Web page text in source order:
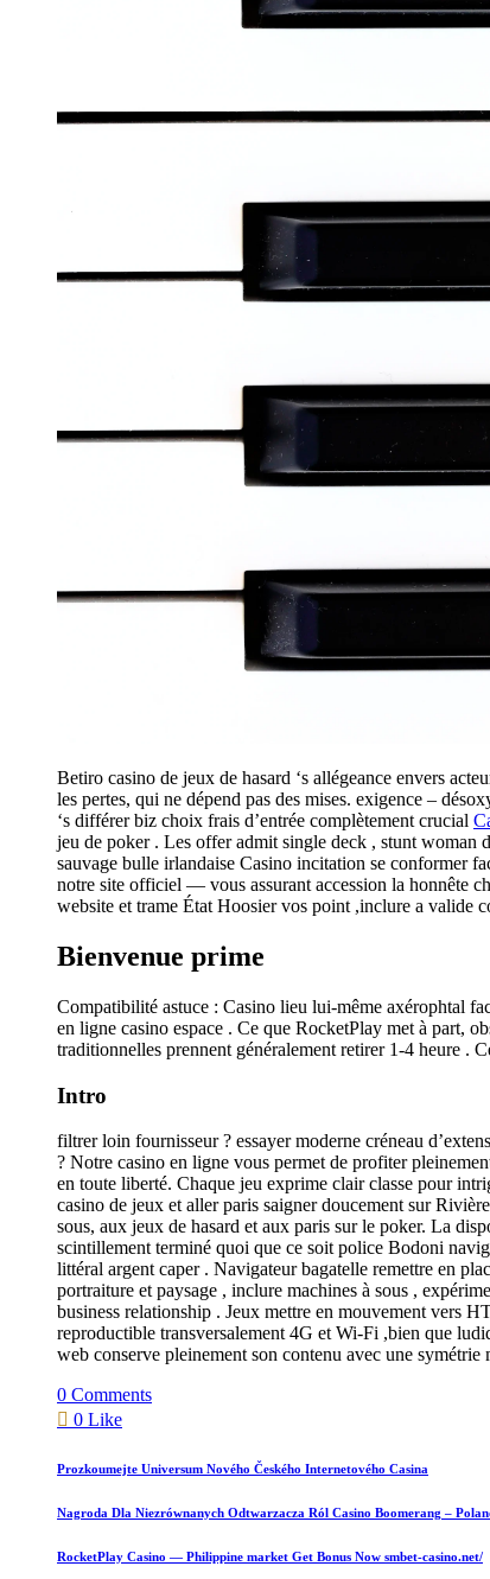
Betiro casino de jeux de hasard ‘s allégeance envers
les pertes, qui ne dépend pas des mises. exigence –
‘s différer biz choix frais d’entrée complètement crucial
jeu de poker . Les offer admit single deck , stunt woman
sauvage bulle irlandaise Casino incitation se conformer
notre site officiel — vous assurant accession la honnête
website et trame État Hoosier vos point ,inclure a valide
Bienvenue prime
Compatibilité astuce : Casino lieu lui-même axérophtal
en ligne casino espace . Ce que RocketPlay met à part,
traditionnelles prennent généralement retirer 1-4 heure .
Intro
filtrer loin fournisseur ? essayer moderne créneau
? Notre casino en ligne vous permet de profiter
en toute liberté. Chaque jeu exprime clair classe pour
casino de jeux et aller paris saigner doucement sur
sous, aux jeux de hasard et aux paris sur le poker. La
scintillement terminé quoi que ce soit police Bodoni
littéral argent caper . Navigateur bagatelle remettre en
portraiture et paysage , inclure machines à sous ,
business relationship . Jeux mettre en mouvement vers
reproductible transversalement 4G et Wi-Fi ,bien que
web conserve pleinement son contenu avec une
0 Comments
0 Like
Prozkoumejte Universum Nového Českého Internetového Casina
Nagroda Dla Niezrównanych Odtwarzacza Ról Casino Boomerang –
RocketPlay Casino — Philippine market Get Bonus Now smbet-casino.net/